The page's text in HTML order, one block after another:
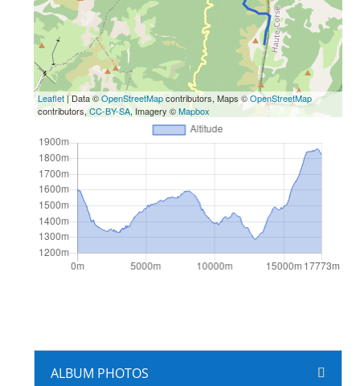
Leaflet| Data ©OpenStreetMapcontributors, Maps ©OpenStreetMap
contributors,CC-BY-SA, Imagery ©Mapbox
ALBUM PHOTOS